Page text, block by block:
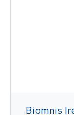
Biomnis